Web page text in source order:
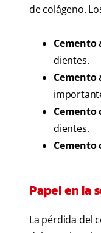
de colágeno.
dientes.
Cemento
Cemento
dientes.
Cemento
Papel en la
La pérdida del